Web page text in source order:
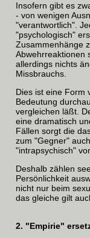
Insofern gibt es
- von wenigen
"verantwortlich".
"psychologisch"
Zusammenhänge
Abwehrreaktionen
allerdings nichts
Missbrauchs.
Dies ist eine Form
Bedeutung
vergleichen läßt.
eine dramatisch
Fällen sorgt die
zum "Gegner"
"intrapsychisch"
Deshalb zählen
Persönlichkeit
nicht nur beim
das gleiche gilt
2. "Empirie"